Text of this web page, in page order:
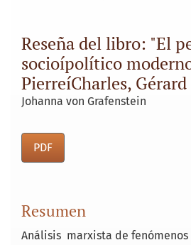
Reseña del libro: "El
socioípolítico
PierreíCharles, Gérard
Johanna von Grafenstein
PDF
Resumen
Análisis marxista de fenómenos